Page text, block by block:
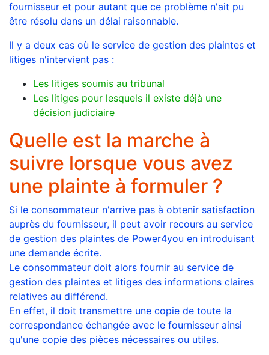
fournisseur et pour autant que ce problème n'ait pu
être résolu dans un délai raisonnable.
Il y a deux cas où le service de gestion des plaintes et
litiges n'intervient pas :
Les litiges soumis au tribunal
Les litiges pour lesquels il existe déjà une
décision judiciaire
Quelle est la marche à
suivre lorsque vous avez
une plainte à formuler ?
Si le consommateur n'arrive pas à obtenir satisfaction
auprès du fournisseur, il peut avoir recours au service
de gestion des plaintes de Power4you en introduisant
une demande écrite.
Le consommateur doit alors fournir au service de
gestion des plaintes et litiges des informations claires
relatives au différend.
En effet, il doit transmettre une copie de toute la
correspondance échangée avec le fournisseur ainsi
qu'une copie des pièces nécessaires ou utiles.